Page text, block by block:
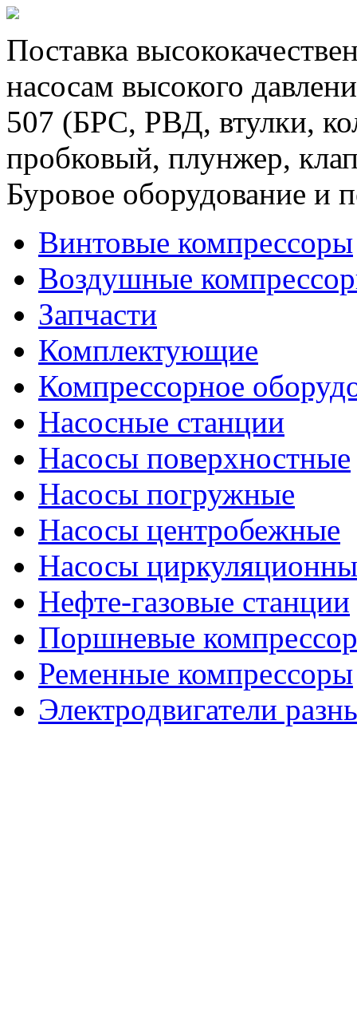
Поставка
насосам высокого
507 (БРС, РВД, втулки,
пробковый, плунжер,
Буровое оборудование и
Винтовые компрессоры
Воздушные
Запчасти
Комплектующие
Компрессорное
Насосные станции
Насосы поверхностные
Насосы погружные
Насосы центробежные
Насосы
Нефте-газовые станции
Поршневые
Ременные компрессоры
Электродвигатели